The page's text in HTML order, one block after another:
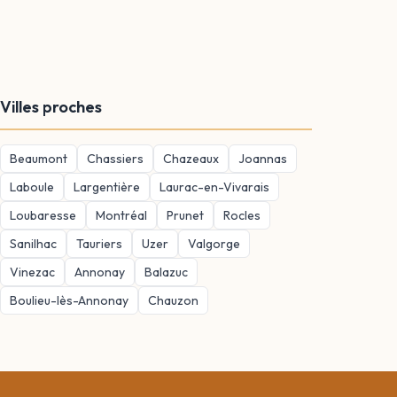
Villes proches
Beaumont Chassiers Chazeaux
Joannas
Laboule
Largentière
Laurac-en-Vivarais
Loubaresse
Montréal Prunet
Rocles
Sanilhac
Tauriers Uzer
Valgorge
Vinezac
Annonay
Balazuc
Boulieu-lès-Annonay
Chauzon